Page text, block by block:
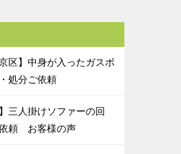
区】中身が入ったガスボ
処分ご依頼
三人掛けソファーの回
頼 お客様の声